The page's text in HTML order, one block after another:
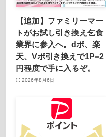
【追加】ファミリーマー
トがお試し引き換え乞食
業界に参入へ。dポ、楽
天、Vポ引き換えで1P=2
円程度で手に入るぞ。
2026年8月6日